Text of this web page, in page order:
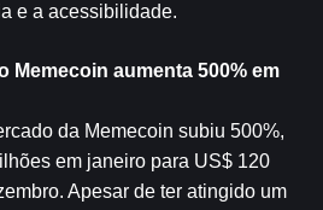
e a acessibilidade.
Memecoin aumenta 500% em
da Memecoin subiu 500%,
em janeiro para US$ 120
Apesar de ter atingido um